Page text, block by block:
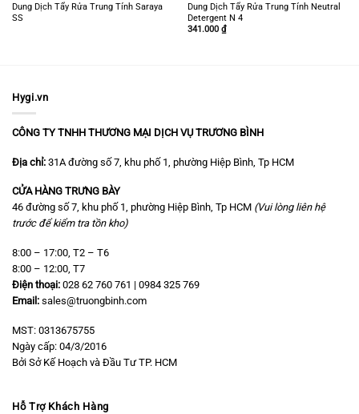
Dung Dịch Tẩy Rửa Trung Tính Saraya
SS
Dung Dịch Tẩy Rửa Trung Tính Neutral
Detergent N 4
341.000 ₫
Hygi.vn
CÔNG TY TNHH THƯƠNG MẠI DỊCH VỤ TRƯƠNG BÌNH
Địa chỉ: 31A đường số 7, khu phố 1, phường Hiệp Bình, Tp HCM
CỬA HÀNG TRƯNG BÀY
46 đường số 7, khu phố 1, phường Hiệp Bình, Tp HCM (Vui lòng liên hệ
trước để kiểm tra tồn kho)
8:00 – 17:00, T2 – T6
8:00 – 12:00, T7
Điện thoại: 028 62 760 761 | 0984 325 769
Email: sales@truongbinh.com
MST: 0313675755
Ngày cấp: 04/3/2016
Bởi Sở Kế Hoạch và Đầu Tư TP. HCM
Hỗ Trợ Khách Hàng